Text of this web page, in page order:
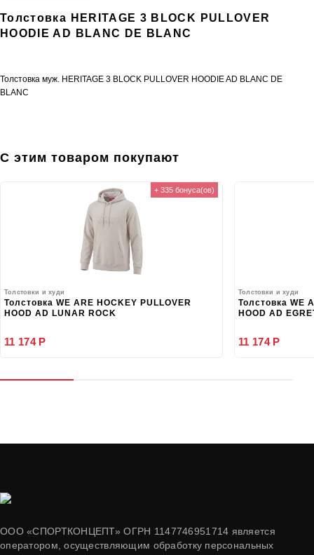
Толстовка HERITAGE 3 BLOCK PULLOVER
HOODIE AD BLANC DE BLANC
Толстовка муж. HERITAGE 3 BLOCK PULLOVER HOODIE AD BLANC DE
BLANC
С этим товаром покупают
+ 335 бонуса(ов)
Толстовки и худи
Толстовка WE ARE HOCKEY PULLOVER
HOOD AD LUNAR ROCK
11 174 Р
Толстовки и худи
Толстовка WE
HOOD AD
11 174 Р
ООО «СПОРТКОНЦЕПТ» ОГРН 1147746951714 является
оператором, осуществляющим обработку персональных